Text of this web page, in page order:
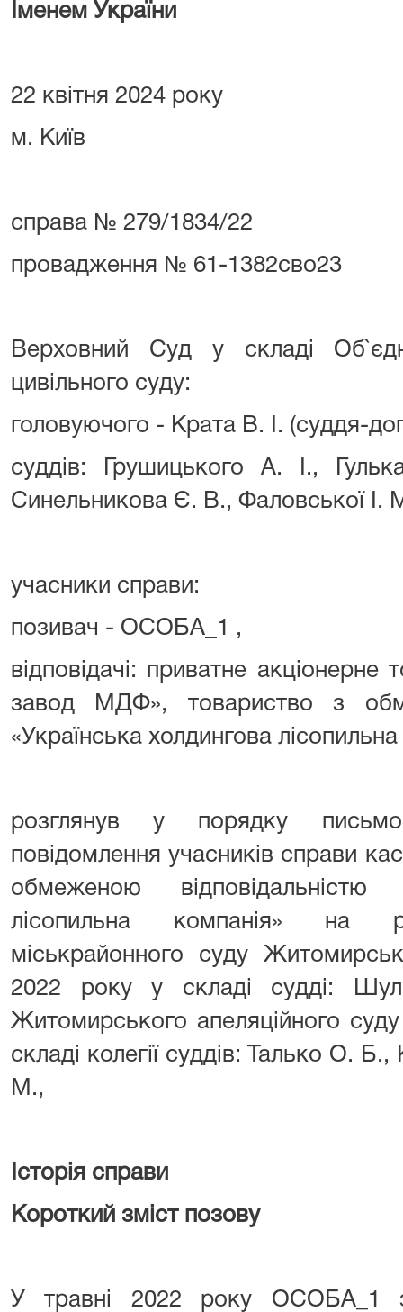
Іменем України
22 квітня 2024 року
м. Київ
справа № 279/1834/22
провадження № 61-1382сво23
Верховний Суд у складі
цивільного суду:
головуючого - Крата В. І. (суддя-
суддів: Грушицького А. І.,
Синельникова Є. В., Фаловської І.
учасники справи:
позивач - ОСОБА_1 ,
відповідачі: приватне акціонерне
завод МДФ», товариство з
«Українська холдингова
розглянув у порядку
повідомлення учасників справи
обмеженою відповідальністю
лісопильна компанія» на
міськрайонного суду
2022 року у складі судді:
Житомирського апеляційного
складі колегії суддів: Талько О.
М.,
Історія справи
Короткий зміст позову
У травні 2022 року ОСОБА_1